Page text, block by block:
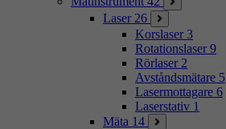
Laser 26
Korslaser 3
Rotationslaser 9
Rörlaser 2
Avståndsmätare 5
Lasermottagare 6
Laserstativ 1
Mäta 14